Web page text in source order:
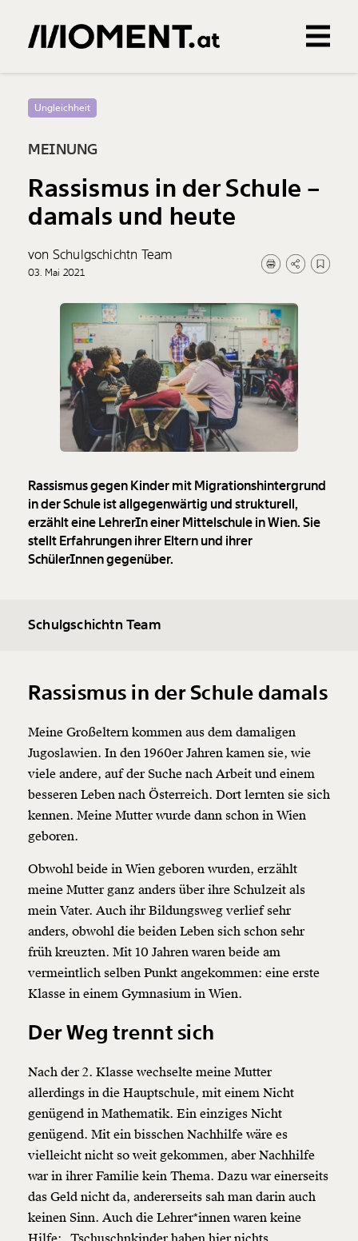
0Treffer
Ungleichheit
MEINUNG
Rassismus in der Schule –
damals und heute
von Schulgschichtn Team
03. Mai 2021
Rassismus gegen Kinder mit Migrationshintergrund
in der Schule ist allgegenwärtig und strukturell,
erzählt eine LehrerIn einer Mittelschule in Wien. Sie
stellt Erfahrungen ihrer Eltern und ihrer
SchülerInnen gegenüber.
Schulgschichtn Team
Rassismus in der Schule damals
Meine Großeltern kommen aus dem damaligen
Jugoslawien. In den 1960er Jahren kamen sie, wie
viele andere, auf der Suche nach Arbeit und einem
besseren Leben nach Österreich. Dort lernten sie sich
kennen. Meine Mutter wurde dann schon in Wien
geboren.
Obwohl beide in Wien geboren wurden, erzählt
meine Mutter ganz anders über ihre Schulzeit als
mein Vater. Auch ihr Bildungsweg verlief sehr
anders, obwohl die beiden Leben sich schon sehr
früh kreuzten. Mit 10 Jahren waren beide am
vermeintlich selben Punkt angekommen: eine erste
Klasse in einem Gymnasium in Wien.
Der Weg trennt sich
Nach der 2. Klasse wechselte meine Mutter
allerdings in die Hauptschule, mit einem Nicht
genügend in Mathematik. Ein einziges Nicht
genügend. Mit ein bisschen Nachhilfe wäre es
vielleicht nicht so weit gekommen, aber Nachhilfe
war in ihrer Familie kein Thema. Dazu war einerseits
das Geld nicht da, andererseits sah man darin auch
keinen Sinn. Auch die Lehrer*innen waren keine